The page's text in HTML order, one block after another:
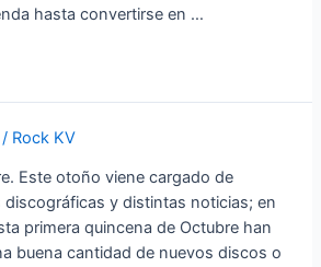
hasta convertirse en …
/ Rock KV
Este otoño viene cargado de
y distintas noticias; en
primera quincena de Octubre han
buena cantidad de nuevos discos o